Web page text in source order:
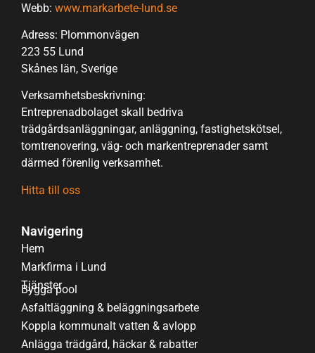
Webb: www.markarbete-lund.se
Adress: Plommonvägen
223 55 Lund
Skånes län, Sverige
Verksamhetsbeskrivning:
Entreprenadbolaget skall bedriva
trädgårdsanläggningar, anläggning, fastighetskötsel,
tomtrenovering, väg- och markentreprenader samt
därmed förenlig verksamhet.
Hitta till oss
Navigering
Hem
Markfirma i Lund
Tjänster
Bygga pool
Asfaltläggning & beläggningsarbete
Koppla kommunalt vatten & avlopp
Anlägga trädgård, häckar & rabatter